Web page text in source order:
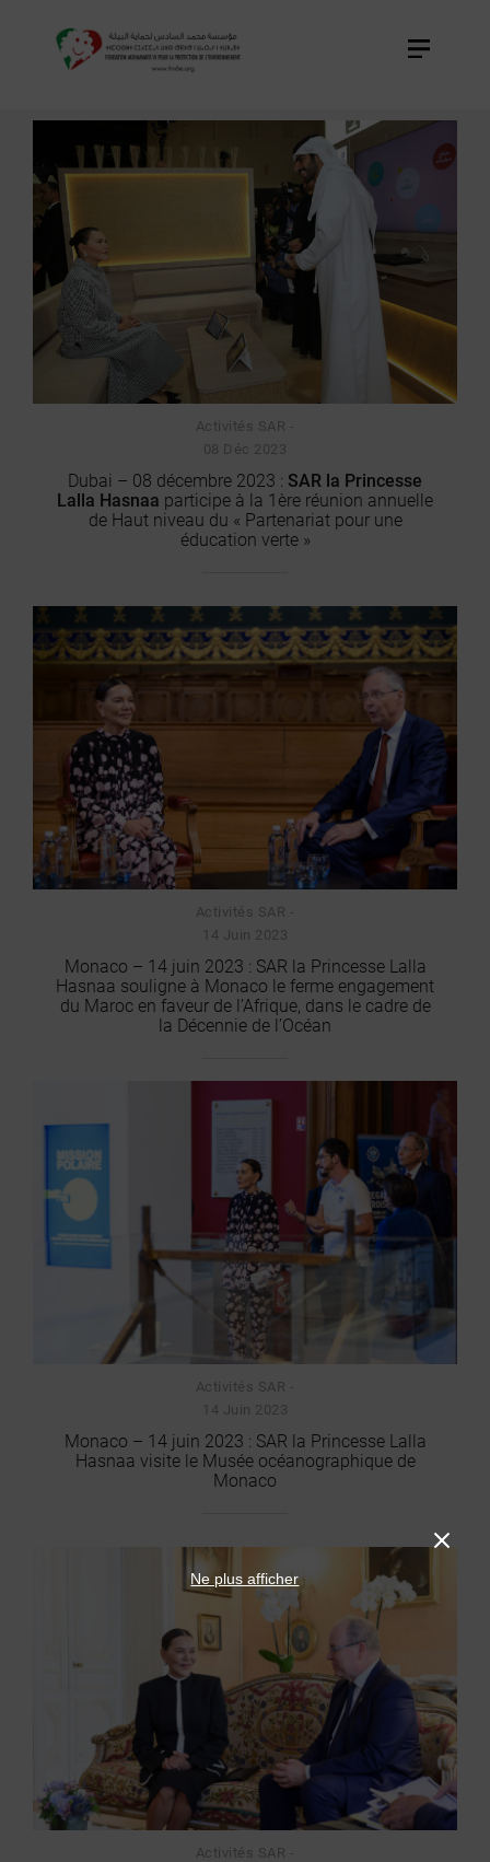
Ne plus afficher
EVÉNEMENTS
DISCOURS
ACTIVITÉS
Activités SAR -
08 Déc 2023
Dubai – 08 décembre 2023 : SAR la Princesse
Lalla Hasnaa participe à la 1ère réunion annuelle
de Haut niveau du « Partenariat pour une
éducation verte »
Activités SAR -
14 Juin 2023
Monaco – 14 juin 2023 : SAR la Princesse Lalla
Hasnaa souligne à Monaco le ferme engagement
du Maroc en faveur de l’Afrique, dans le cadre de
la Décennie de l’Océan
Activités SAR -
14 Juin 2023
Monaco – 14 juin 2023 : SAR la Princesse Lalla
Hasnaa visite le Musée océanographique de
Monaco
Activités SAR -